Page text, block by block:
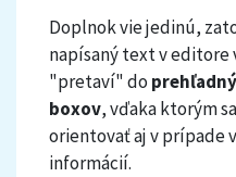
Doplnok vie jedinú,
napísaný text v
"pretaví" do
boxov, vďaka ktorým
orientovať aj v prípade
informácií.